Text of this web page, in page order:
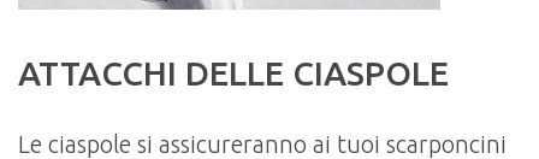
ATTACCHI DELLE CIASPOLE
Le ciaspole si assicureranno ai tuoi scarponcini